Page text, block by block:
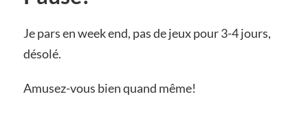
Je pars en week end, pas de jeux pour 3-4 jours,
désolé.
Amusez-vous bien quand même!